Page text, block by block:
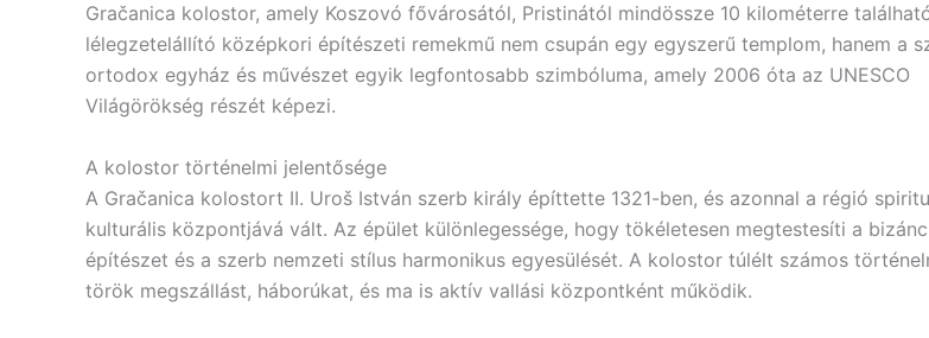
Gračanica kolostor, amely Koszovó fővárosától, Pristinától mindössze 10 kilométerre
lélegzetelállító középkori építészeti remekmű nem csupán egy egyszerű templom, hanem a
ortodox egyház és művészet egyik legfontosabb szimbóluma, amely 2006 óta az UNESCO
Világörökség részét képezi.
A kolostor történelmi jelentősége
A Gračanica kolostort II. Uroš István szerb király építtette 1321-ben, és azonnal a régió
kulturális központjává vált. Az épület különlegessége, hogy tökéletesen megtestesíti a
építészet és a szerb nemzeti stílus harmonikus egyesülését. A kolostor túlélt számos
török megszállást, háborúkat, és ma is aktív vallási központként működik.